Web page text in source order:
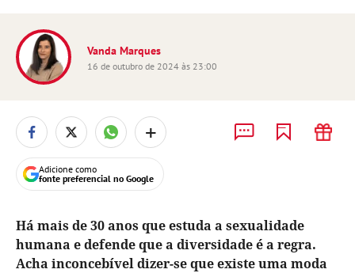
Vanda Marques
16 de outubro de 2024 às 23:00
+
Adicione como
fonte preferencial no Google
Há mais de 30 anos que estuda a sexualidade
humana e defende que a diversidade é a regra.
Acha inconcebível dizer-se que existe uma moda